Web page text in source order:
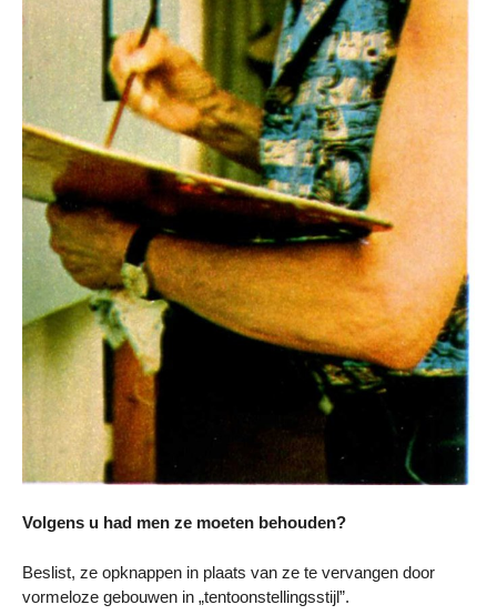
Volgens u had men ze moeten behouden?
Beslist, ze opknappen in plaats van ze te vervangen door
vormeloze gebouwen in „tentoonstellingsstijl”.